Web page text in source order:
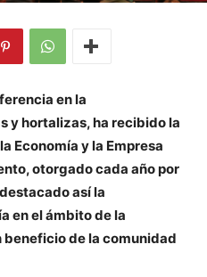
en la
y hortalizas, ha recibido la
Economía y la Empresa
otorgado cada año por
así la
en el ámbito de la
de la comunidad